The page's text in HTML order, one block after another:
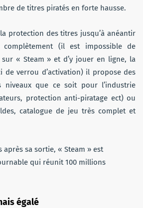
de titres piratés en forte hausse.
protection des titres jusqu’à anéantir
complètement (il est impossible de
« Steam » et d’y jouer en ligne, la
de verrou d’activation) il propose des
niveaux que ce soit pour l’industrie
protection anti-piratage ect) ou
catalogue de jeu très complet et
après sa sortie, « Steam » est
qui réunit 100 millions
égalé